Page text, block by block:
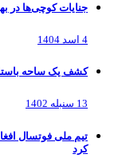
جنایات کوچی‌ها در
4 اسد 1404
کشف یک‌ ساحه
13 سنبله 1402
تیم ملی فوتسال
کرد